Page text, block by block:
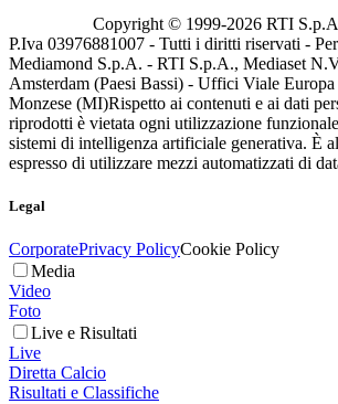
Copyright © 1999-2026 RTI
P.Iva 03976881007 - Tutti i diritti riservati -
Mediamond S.p.A. - RTI S.p.A., Mediaset
Amsterdam (Paesi Bassi) - Uffici Viale
Monzese (MI)Rispetto ai contenuti e ai dati
riprodotti è vietata ogni utilizzazione
sistemi di intelligenza artificiale generativa. È
espresso di utilizzare mezzi automatizzati di
Legal
CorporatePrivacy PolicyCookie Policy
Media
Video
Foto
Live e Risultati
Live
Diretta Calcio
Risultati e Classifiche